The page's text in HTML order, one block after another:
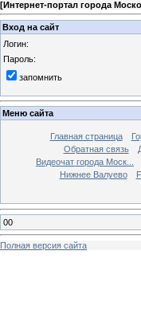
[Интернет-портал города
Вход на сайт
Логин:
Пароль:
запомнить
Меню сайта
Главная страница
Обратная связь
Видеочат города Моск...
Нижнее Валуево
00
Полная версия сайта